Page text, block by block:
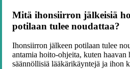
Mitä ihonsiirron jälkeisiä
potilaan tulee noudattaa?
Ihonsiirron jälkeen potilaan tulee
antamia hoito-ohjeita, kuten
säännöllisiä lääkärikäyntejä ja ihon